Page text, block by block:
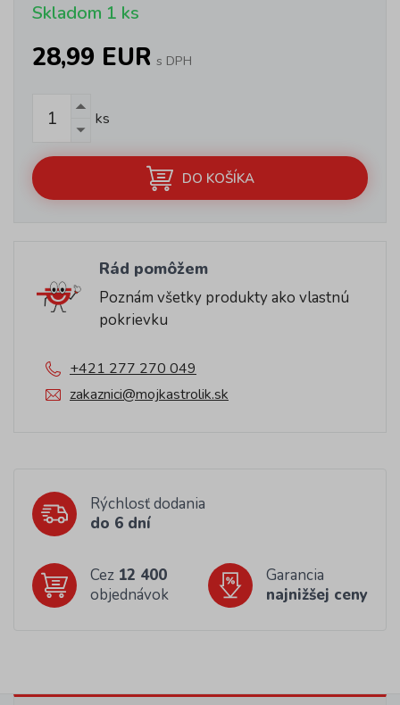
Skladom 1 ks
28,99 EUR s DPH
ks
DO KOŠÍKA
Rád pomôžem
Poznám všetky produkty ako vlastnú
pokrievku
+421 277 270 049
zakaznici@mojkastrolik.sk
Rýchlosť dodania
do 6 dní
Cez 12 400
objednávok
Garancia
najnižšej ceny